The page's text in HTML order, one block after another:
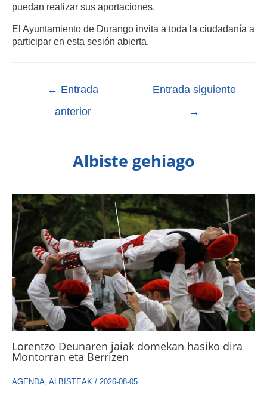
puedan realizar sus aportaciones.
El Ayuntamiento de Durango invita a toda la ciudadanía a
participar en esta sesión abierta.
← Entrada
anterior
Entrada siguiente
→
Albiste gehiago
Lorentzo Deunaren jaiak domekan hasiko dira
Montorran eta Berrizen
AGENDA, ALBISTEAK / 2026-08-05